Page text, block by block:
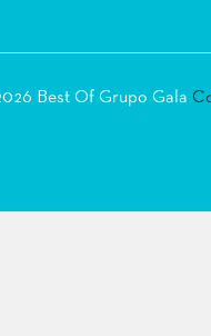
Best Of Grupo Gala